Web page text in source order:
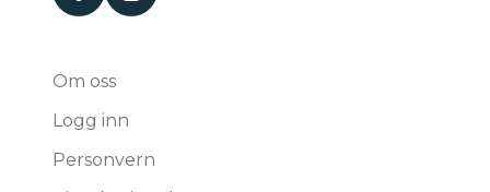
Om oss
Logg inn
Personvern